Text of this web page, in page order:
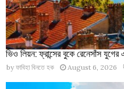
ভিও লিয়ন: ফ্রান্সের বুকে রেনেসাঁস
by ফাবিহা বিনতে হক August 6, 2026